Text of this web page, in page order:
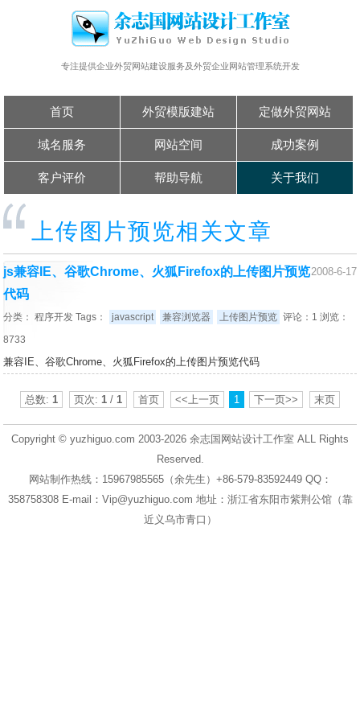
专注提供企业外贸网站建设服务及外贸企业网站管理系统开发
首页 外贸模版建站 定做外贸网站
域名服务 网站空间 成功案例
客户评价 帮助导航 关于我们
上传图片预览相关文章
2008-6-17
js兼容IE、谷歌Chrome、火狐Firefox的上传图片预览
代码
分类：程序开发 Tags： javascript 兼容浏览器 上传图片预览 评论：1 浏览：
8733
兼容IE、谷歌Chrome、火狐Firefox的上传图片预览代码
总数: 1 页次: 1 / 1 首页 <<上一页 1 下一页>> 末页
Copyright © yuzhiguo.com 2003-2026 余志国网站设计工作室 ALL Rights
Reserved.
网站制作热线：15967985565（余先生）+86-579-83592449 QQ：
358758308 E-mail：Vip@yuzhiguo.com 地址：浙江省东阳市紫荆公馆（靠
近义乌市青口）